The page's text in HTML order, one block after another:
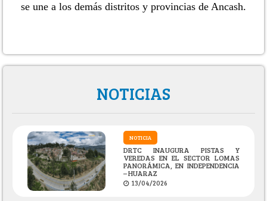
se une a los demás distritos y provincias de Ancash.
NOTICIAS
NOTICIA
DRTC INAUGURA PISTAS Y
VEREDAS EN EL SECTOR LOMAS
PANORÁMICA, EN INDEPENDENCIA
– HUARAZ
13/04/2026